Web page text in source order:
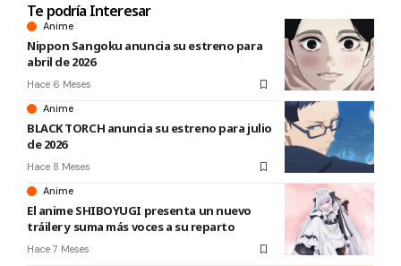
Te podría Interesar
Anime
Nippon Sangoku anuncia su estreno para
abril de 2026
Hace 6 Meses
Anime
BLACK TORCH anuncia su estreno para julio
de 2026
Hace 8 Meses
Anime
El anime SHIBOYUGI presenta un nuevo
tráiler y suma más voces a su reparto
Hace 7 Meses